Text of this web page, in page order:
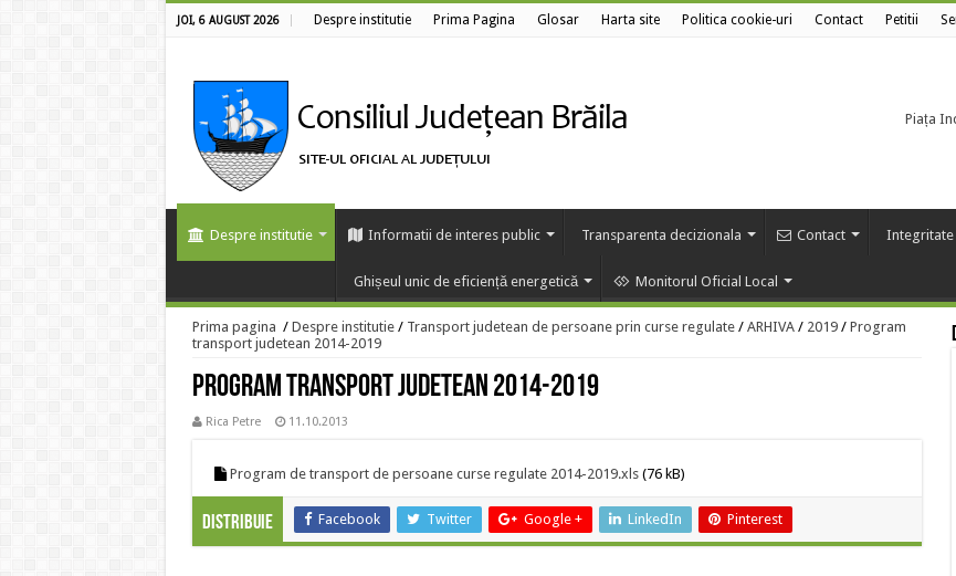
JOI, 6 AUGUST 2026 Despre institutie Prima Pagina Glosar Harta site Politica cookie-uri Contact Petitii
Piața
Despre institutie Informatii de interes public Transparenta decizionala Contact Integritate
Ghișeul unic de eficiență energetică Monitorul Oficial Local
Prima pagina / Despre institutie / Transport judetean de persoane prin curse regulate / ARHIVA / 2019 / Program
transport judetean 2014-2019
Program transport judetean 2014-2019
Rica Petre 11.10.2013
Program de transport de persoane curse regulate 2014-2019.xls(76 kB)
Distribuie Facebook Twitter Google + LinkedIn Pinterest